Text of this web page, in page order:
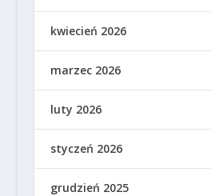
kwiecień 2026
marzec 2026
luty 2026
styczeń 2026
grudzień 2025